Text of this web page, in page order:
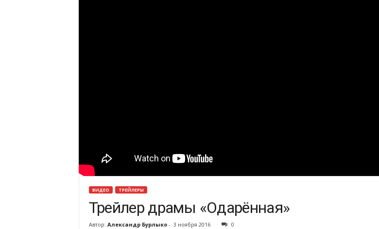
ВИДЕО ТРЕЙЛЕРЫ
Трейлер драмы «Одарённая»
Автор: Александр Бурлыко- 3 ноября 2016 0